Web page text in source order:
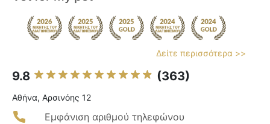
Δείτε περισσότερα >>
9.8 (363)
Αθήνα, Αρσινόης 12
Εμφάνιση αριθμού τηλεφώνου